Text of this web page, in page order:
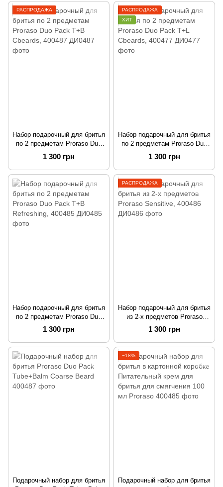
РАСПРОДАЖА
Набор подарочный для бритья
по 2 предметам Proraso Duo
Pack T+B Cbeards, 400487
1 300 грн
РАСПРОДАЖА
ХИТ
Набор подарочный для бритья
по 2 предметам Proraso Duo
Pack T+L Cbeards, 400477
1 300 грн
Набор подарочный для бритья
по 2 предметам Proraso Duo
Pack T+B Refreshing, 400485
1 300 грн
РАСПРОДАЖА
Набор подарочный для бритья
из 2-х предметов Proraso
Sensitive, 400486
1 300 грн
Подарочный набор для бритья
−18%
Подарочный набор для бритья